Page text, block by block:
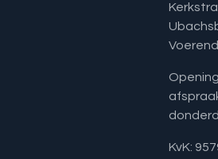
KvK: